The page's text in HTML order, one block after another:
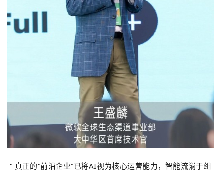
“ 真正的“前沿企业”已将AI视为核心运营能力，智能流淌于组